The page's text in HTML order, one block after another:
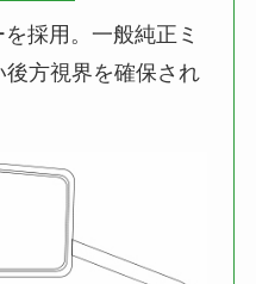
採用。一般純正ミ
方視界を確保され